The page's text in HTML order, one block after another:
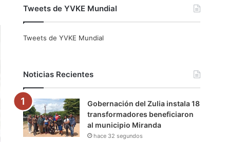
c
o
k
i
r
u
e
r
a
m
a
m
Tweets de YVKE Mundial
Tweets de YVKE Mundial
Noticias Recientes
Gobernación del Zulia instala 18
transformadores beneficiaron
al municipio Miranda
hace 32 segundos